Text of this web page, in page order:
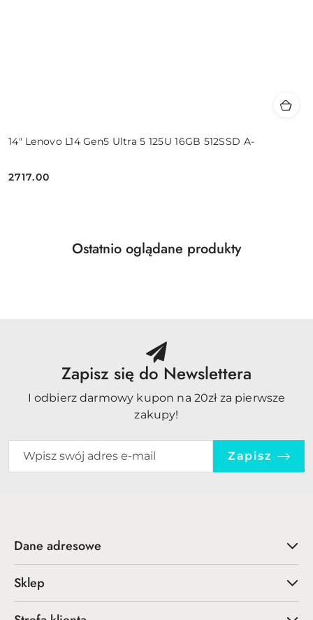
14" Lenovo L14 Gen5 Ultra 5 125U 16GB 512SSD A-
Cena:
2717.00
Pomiń karuzelę produktów
Produkty
Ostatnio oglądane produkty
Zapisz się do Newslettera
I odbierz darmowy kupon na 20zł za pierwsze
zakupy!
Zapisz
Dane adresowe
Sklep